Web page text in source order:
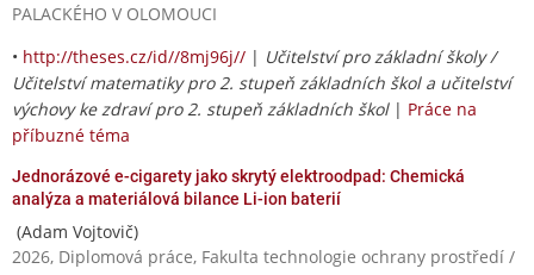
PALACKÉHO V OLOMOUCI
• http://theses.cz/id//8mj96j// | Učitelství pro základní školy /
Učitelství matematiky pro 2. stupeň základních škol a učitelství
výchovy ke zdraví pro 2. stupeň základních škol| Práce na
příbuzné téma
Jednorázové e-cigarety jako skrytý elektroodpad: Chemická
analýza a materiálová bilance Li-ion baterií
(Adam Vojtovič)
2026, Diplomová práce, Fakulta technologie ochrany prostředí /